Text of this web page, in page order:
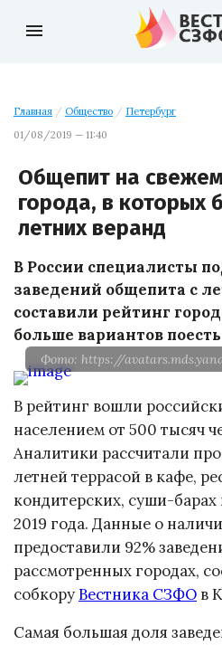
menu
Главная / Общество / Петербург
01/08/2019 — 11:40
Общепит на
города, в которых
летних веранд
В России специалисты
заведений общепита с
составили рейтинг
больше вариантов
Фото: https://
В рейтинг вошли
населением от 500 тысяч
Аналитики рассчитали
летней террасой в кафе,
кондитерских, суши-барах
2019 года. Данные о
предоставили 92%
рассмотренных городах,
собкоруВестника СЗФО в
Самая большая доля